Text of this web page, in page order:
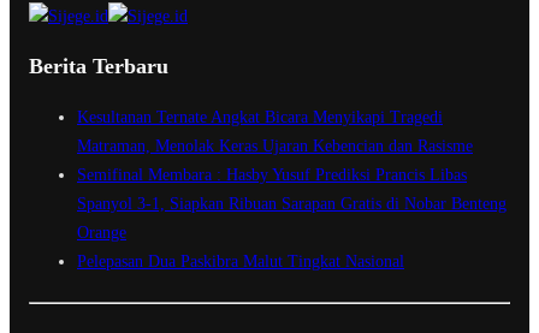
Berita Terbaru
Kesultanan Ternate Angkat Bicara Menyikapi Tragedi
Matraman, Menolak Keras Ujaran Kebencian dan Rasisme
Semifinal Membara : Hasby Yusuf Prediksi Prancis Libas
Spanyol 3-1, Siapkan Ribuan Sarapan Gratis di Nobar Benteng
Orange
Pelepasan Dua Paskibra Malut Tingkat Nasional